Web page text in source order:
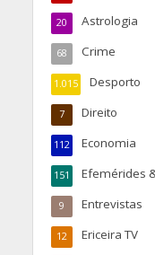
Astrologia
20
Crime
68
Desporto
1.015
Direito
7
Economia
112
Efemérides
151
Entrevistas
9
Ericeira TV
12